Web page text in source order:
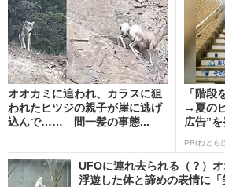
オオカミに追われ、カラスに狙
われたヒツジの親子が崖に逃げ
込んで…… 間一髪の事態...
「階段
→夏の
広告”
PR(ねとら
UFOに連れ去られる（？）
浮遊した体と諦めの表情に「